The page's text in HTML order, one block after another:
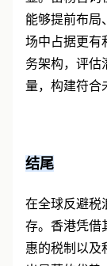
显。笛杨咨询
能够提前布局
场中占据更有
务架构，评估
在全球反避税
存。香港凭借